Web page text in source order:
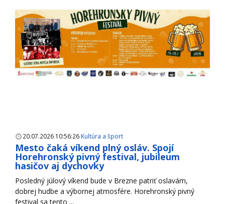
20.07.2026 10:56:26 Kultúra a šport
Mesto čaká víkend plný osláv. Spojí
Horehronský pivný festival, jubileum
hasičov aj dychovky
Posledný júlový víkend bude v Brezne patriť oslavám,
dobrej hudbe a výbornej atmosfére. Horehronský pivný
festival sa tento ...